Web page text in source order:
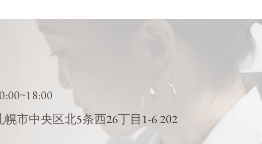
幌市中央区北5条西26丁目 1-6 202